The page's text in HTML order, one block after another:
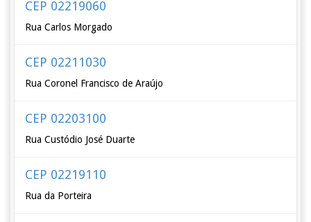
CEP 02219060
Rua Carlos Morgado
CEP 02211030
Rua Coronel Francisco de Araújo
CEP 02203100
Rua Custódio José Duarte
CEP 02219110
Rua da Porteira